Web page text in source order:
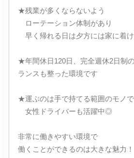
★残業が多くならないよう
ローテーション体制があり
早く帰れる日は夕方には家に着
★年間休日120日、完全週休2日制
ランスも整った環境です
★運ぶのは手で持てる範囲のモノ
女性ドライバーも活躍中◎
非常に働きやすい環境で
働くことができるのは大きな魅力！